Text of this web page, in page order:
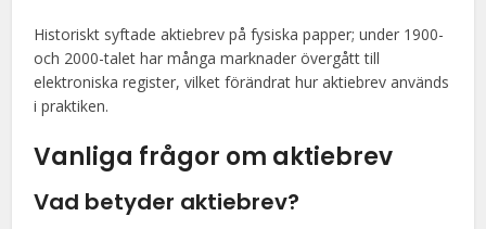
Historiskt syftade aktiebrev på fysiska papper; under 1900-
och 2000-talet har många marknader övergått till
elektroniska register, vilket förändrat hur aktiebrev används
i praktiken.
Vanliga frågor om aktiebrev
Vad betyder aktiebrev?